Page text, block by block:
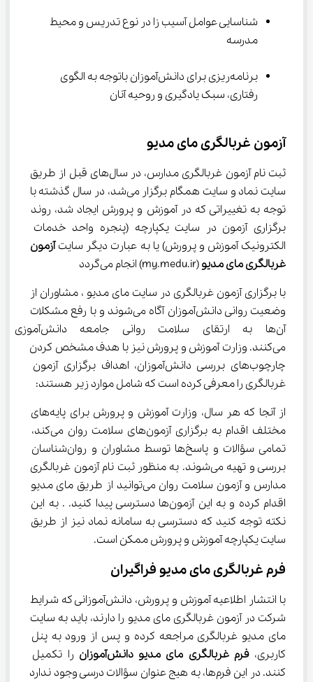
شناسایی عوامل آسیب زا در نوع تدریس و محیط
مدرسه
برنامه‌ریزی برای دانش‌آموزان باتوجه به الگوی
رفتاری، سبک یادگیری و روحیه آنان
آزمون غربالگری مای مدیو
ثبت نام آزمون غربالگری مدارس، در سال‌های قبل از طریق
سایت نماد و سایت همگام برگزار می‌شد، در سال گذشته با
توجه به تغییراتی که در آموزش و پرورش ایجاد شد، روند
برگزاری آزمون در سایت یکپارچه (پنجره واحد خدمات
الکترونیک آموزش و پرورش) یا به عبارت دیگر سایت آزمون
غربالگری مای مدیو (my.medu.ir) انجام می‌گردد
با برگزاری آزمون غربالگری در سایت مای مدیو ، مشاوران از
وضعیت روانی دانش‌آموزان آگاه می‌شوند و با رفع مشکلات
آن‌ها به ارتقای سلامت روانی
می‌کنند. وزارت آموزش و پرورش نیز با هدف مشخص کردن
چارچوب‌های بررسی دانش‌آموزان، اهداف برگزاری آزمون
غربالگری را معرفی کرده است که شامل موارد زیر هستند:
از آنجا که هر سال، وزارت آموزش و پرورش برای پایه‌های
مختلف اقدام به برگزاری آزمون‌های سلامت روان می‌کند،
تمامی سؤالات و پاسخ‌ها توسط مشاوران و روان‌شناسان
بررسی و تهیه می‌شوند. به‌ منظور ثبت نام آزمون غربالگری
مدارس و آزمون سلامت روان می‌توانید از طریق مای مدیو
اقدام کرده و به این آزمون‌ها دسترسی پیدا کنید. . به این
نکته توجه کنید که دسترسی به سامانه نماد نیز از طریق
سایت یکپارچه آموزش و پرورش ممکن است.
فرم غربالگری مای مدیو فراگیران
با انتشار اطلاعیه آموزش و پرورش، دانش‌آموزانی که شرایط
شرکت در آزمون غربالگری مای مدیو را دارند، باید به سایت
مای مدیو غربالگری مراجعه کرده و پس از ورود به پنل
کاربری، فرم غربالگری مای مدیو دانش‌آموزان
را تکمیل
کنند. در این فرم‌ها، به هیج عنوان سؤالات درسی وجود ندارد